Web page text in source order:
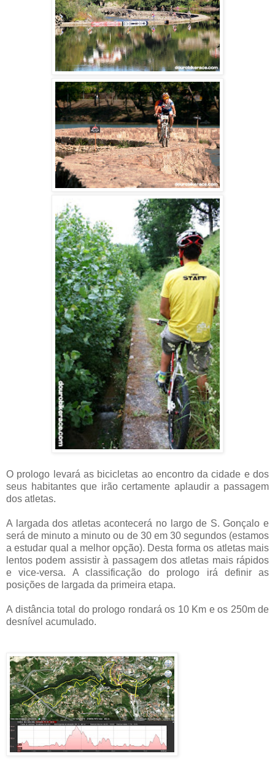
O prologo levará as bicicletas ao encontro da cidade e dos
seus habitantes que irão certamente aplaudir a passagem
dos atletas.
A largada dos atletas acontecerá no largo de S. Gonçalo e
será de minuto a minuto ou de 30 em 30 segundos (estamos
a estudar qual a melhor opção). Desta forma os atletas mais
lentos podem assistir à passagem dos atletas mais rápidos
e vice-versa. A classificação do prologo irá definir as
posições de largada da primeira etapa.
A distância total do prologo rondará os 10 Km e os 250m de
desnível acumulado.